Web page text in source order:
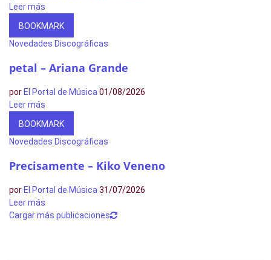
Leer más
BOOKMARK
Novedades Discográficas
petal – Ariana Grande
por El Portal de Música 01/08/2026
Leer más
BOOKMARK
Novedades Discográficas
Precisamente – Kiko Veneno
por El Portal de Música 31/07/2026
Leer más
Cargar más publicaciones